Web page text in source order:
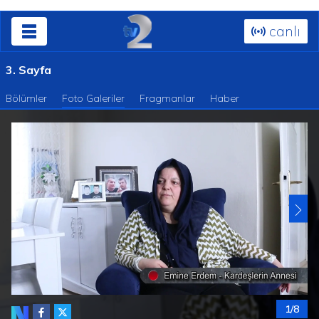
canlı
3. Sayfa
Bölümler Foto Galeriler Fragmanlar Haber
1/8